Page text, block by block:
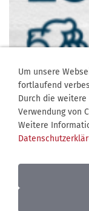
Um unsere
fortlaufend
Durch die
Verwendung von
Weitere